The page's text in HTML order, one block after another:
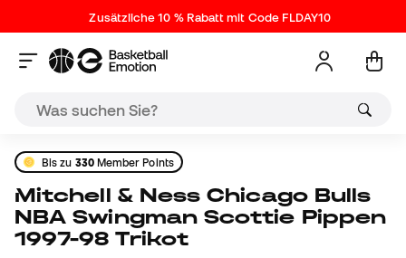
Zusätzliche 10 % Rabatt mit Code FLDAY10
Bis zu 330Member Points
Mitchell & Ness Chicago Bulls
NBA Swingman Scottie Pippen
1997-98 Trikot